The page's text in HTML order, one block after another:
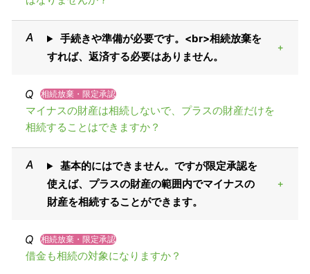
手続きや準備が必要です。<br>相続放棄を
すれば、返済する必要はありません。
相続放棄・限定承認
マイナスの財産は相続しないで、プラスの財産だけを
相続することはできますか？
基本的にはできません。ですが限定承認を
使えば、プラスの財産の範囲内でマイナスの
財産を相続することができます。
相続放棄・限定承認
借金も相続の対象になりますか？